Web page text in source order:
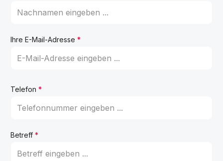
Ihre E-Mail-Adresse *
Telefon *
Betreff *